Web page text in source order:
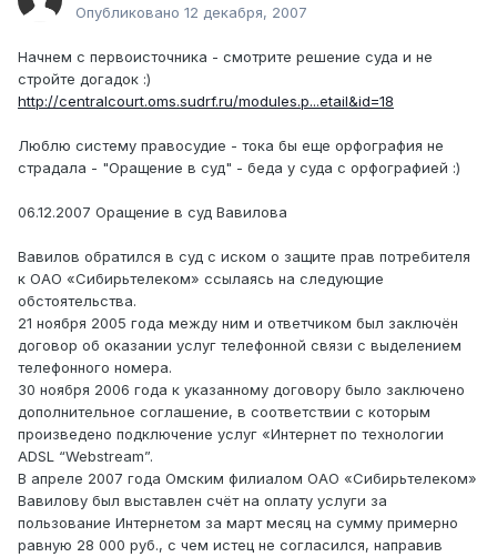
Опубликовано 12 декабря, 2007
Начнем с первоисточника - смотрите решение суда и не
стройте догадок :)
http://centralcourt.oms.sudrf.ru/modules.p...etail&id=18
Люблю систему правосудие - тока бы еще орфография не
страдала - "Оращение в суд" - беда у суда с орфографией :)
06.12.2007 Оращение в суд Вавилова
Вавилов обратился в суд с иском о защите прав потребителя
к ОАО «Сибирьтелеком» ссылаясь на следующие
обстоятельства.
21 ноября 2005 года между ним и ответчиком был заключён
договор об оказании услуг телефонной связи с выделением
телефонного номера.
30 ноября 2006 года к указанному договору было заключено
дополнительное соглашение, в соответствии с которым
произведено подключение услуг «Интернет по технологии
АDSL “Webstream”.
В апреле 2007 года Омским филиалом ОАО «Сибирьтелеком»
Вавилову был выставлен счёт на оплату услуги за
пользование Интернетом за март месяц на сумму примерно
равную 28 000 руб., с чем истец не согласился, направив